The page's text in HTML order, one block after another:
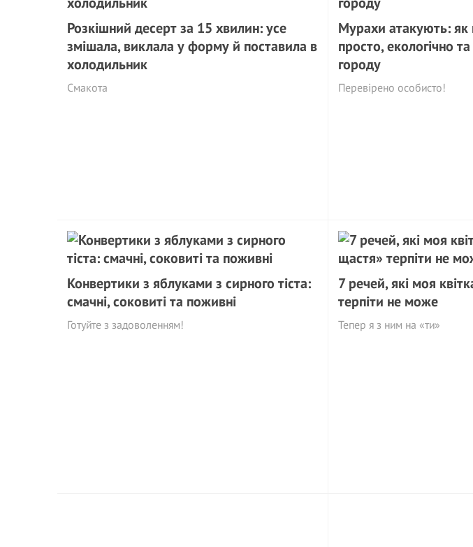
Розкішний десерт за 15 хвилин: усе
змішала, виклала у форму й поставила в
холодильник
Смакота
Мурахи aтакyють: як
просто, екологічно
городу
Перевірено особисто!
Конвертики з яблуками з сирного тіста:
смачні, соковиті та поживні
Готуйте з задоволенням!
7 речей, які моя
терпіти не може
Тепер я з ним на «ти»